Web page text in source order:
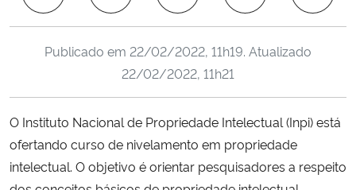
Ministério da Ciência, Tecnologia, Inovações e Comunicações
Publicado em 22/02/2022, 11h19. Atualizado
22/02/2022, 11h21
O Instituto Nacional de Propriedade Intelectual (Inpi) está
ofertando curso de nivelamento em propriedade
intelectual. O objetivo é orientar pesquisadores a respeito